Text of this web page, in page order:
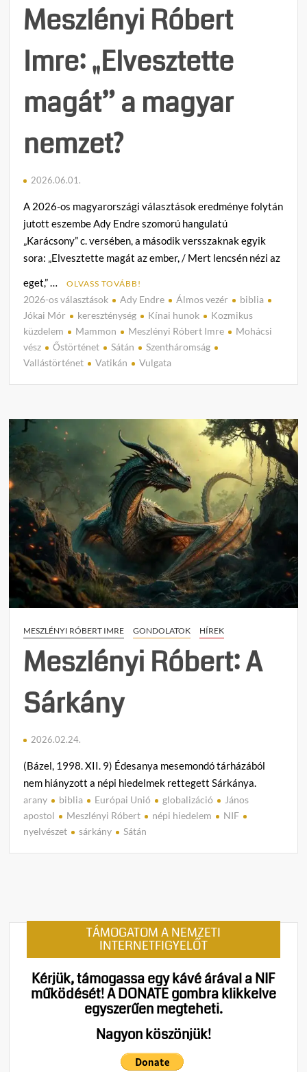
Meszlényi Róbert
Imre: „Elvesztette
magát” a magyar
nemzet?
2026.06.01.
A 2026-os magyarországi választások eredménye folytán
jutott eszembe Ady Endre szomorú hangulatú
„Karácsony” c. versében, a második versszaknak egyik
sora: „Elvesztette magát az ember, / Mert lencsén nézi az
eget,” …
OLVASS TOVÁBB!
2026-os választások Ady Endre Álmos vezér
biblia
Jókai Mór
kereszténység Kínai hunok
Kozmikus
küzdelem
Mammon Meszlényi Róbert Imre
Mohácsi
vész
Őstörténet Sátán
Szentháromság
Vallástörténet
Vatikán Vulgata
on
Imre:
MESZLÉNYI RÓBERT IMRE GONDOLATOK HÍREK
Meszlényi Róbert: A
Sárkány
2026.02.24.
(Bázel, 1998. XII. 9) Édesanya mesemondó tárházából
nem hiányzott a népi hiedelmek rettegett Sárkánya.
arany biblia Európai Unió globalizáció
János
apostol
Meszlényi Róbert népi hiedelem
NIF
nyelvészet
sárkány Sátán
TÁMOGATOM A NEMZETI
INTERNETFIGYELŐT
Kérjük, támogassa egy kávé árával a NIF
működését!A DONATE gombra klikkelve
egyszerűen megteheti.
Nagyon köszönjük!